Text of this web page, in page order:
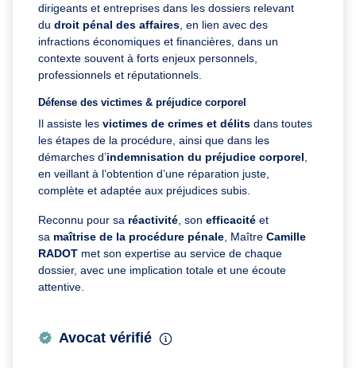
dirigeants et entreprises dans les dossiers relevant
du droit pénal des affaires , en lien avec des
infractions économiques et financières, dans un
contexte souvent à forts enjeux personnels,
professionnels et réputationnels.
Défense des victimes & préjudice corporel
Il assiste les victimes de crimes et délits dans toutes
les étapes de la procédure, ainsi que dans les
démarches d’indemnisation du préjudice corporel
en veillant à l’obtention d’une réparation juste,
complète et adaptée aux préjudices subis.
Reconnu pour sa réactivité , son efficacité et
sa maîtrise de la procédure pénale , Maître Camille
RADOT met son expertise au service de chaque
dossier, avec une implication totale et une écoute
attentive.
Avocat vérifié